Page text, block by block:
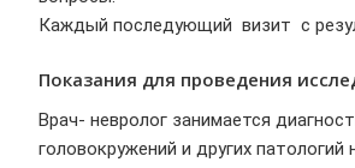
Каждый последующий визит с
Показания для проведения
Врач- невролог занимается
головокружений и других